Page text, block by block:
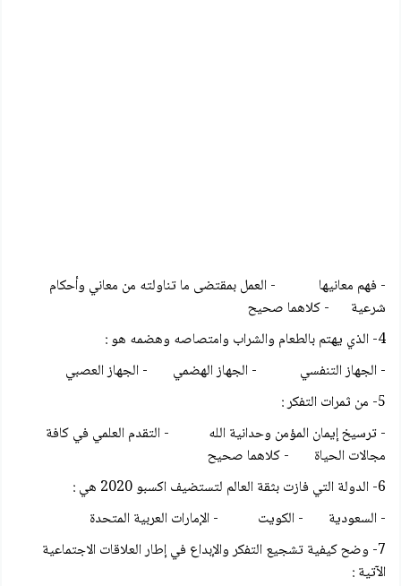
- فهم معانيها - العمل بمقتضى ما تناولته من معاني وأحكام
شرعية - كلاهما صحيح
4- الذي يهتم بالطعام والشراب وامتصاصه وهضمه هو :
- الجهاز التنفسي - الجهاز الهضمي - الجهاز العصبي
5- من ثمرات التفكر :
- ترسيخ إيمان المؤمن وحدانية الله - التقدم العلمي في كافة
مجالات الحياة - كلاهما صحيح
6- الدولة التي فازت بثقة العالم لتستضيف اكسبو 2020 هي :
- السعودية - الكويت - الإمارات العربية المتحدة
7- وضح كيفية تشجيع التفكر والإبداع في إطار العلاقات الاجتماعية
الآتية :